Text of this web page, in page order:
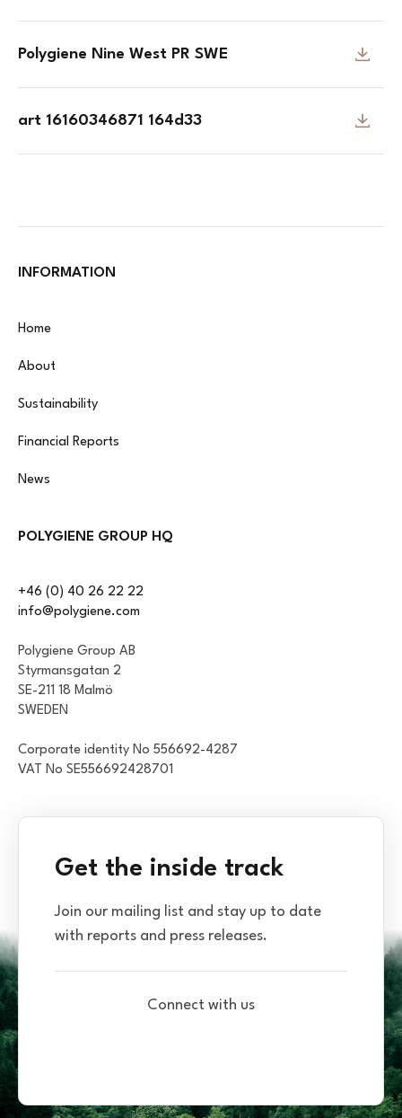
Polygiene Nine West PR SWE
art 16160346871 164d33
INFORMATION
Home
About
Sustainability
Financial Reports
News
POLYGIENE GROUP HQ
+46 (0) 40 26 22 22
info@polygiene.com
Polygiene Group AB
Styrmansgatan 2
SE-211 18 Malmö
SWEDEN
Corporate identity No 556692-4287
VAT No SE556692428701
Get the inside track
Join our mailing list and stay up to date
with reports and press releases.
Connect with us